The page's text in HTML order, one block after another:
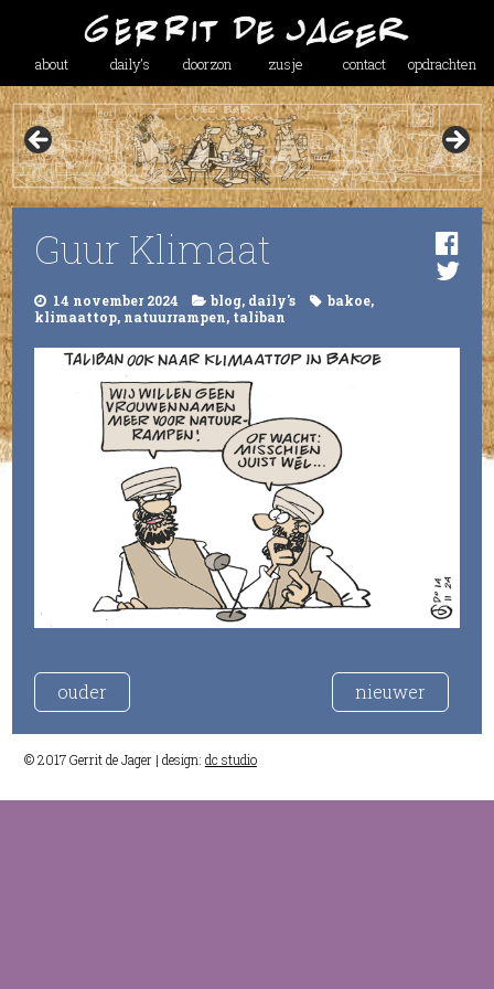
about daily’s doorzon zusje contact opdrachten
Guur Klimaat
14 november 2024 blog, daily's bakoe,
klimaattop, natuurrampen, taliban
ouder nieuwer
© 2017 Gerrit de Jager | design: dc studio